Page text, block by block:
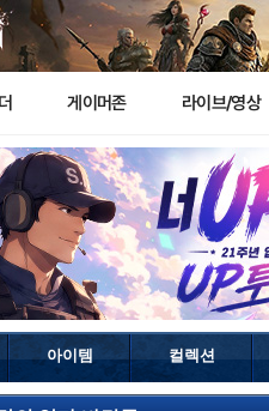
게이머존 라이브/영상
아이템 컬렉션